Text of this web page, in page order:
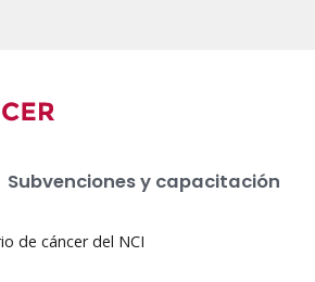
Subvenciones y capacitación
de cáncer del NCI